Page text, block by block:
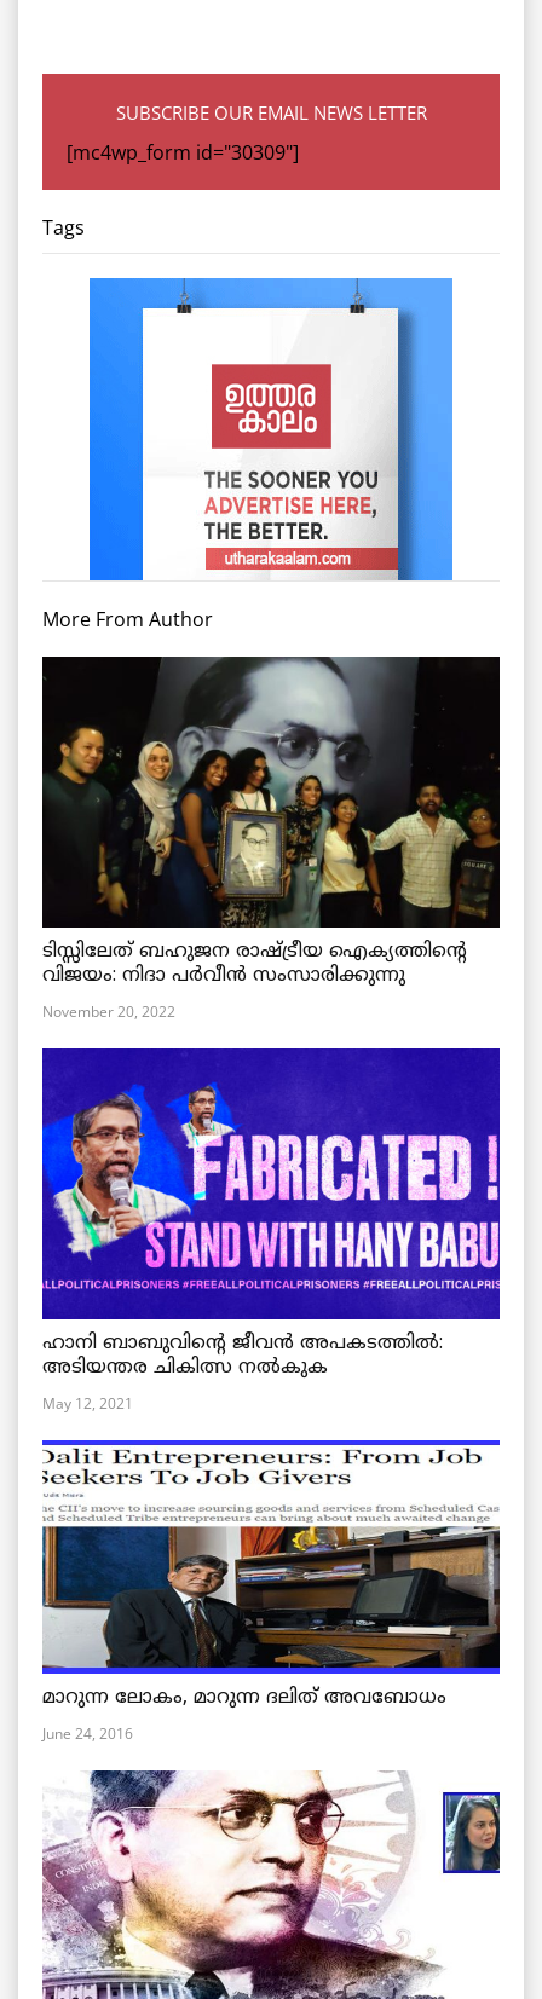
SUBSCRIBE OUR EMAIL NEWS LETTER
[mc4wp_form id="30309"]
Tags
More From Author
ടിസ്സിലേത് ബഹുജന രാഷ്ട്രീയ ഐക്യത്തിന്റെ
വിജയം: നിദാ പർവീൻ സംസാരിക്കുന്നു
November 20, 2022
ഹാനി ബാബുവിന്റെ ജീവൻ അപകടത്തിൽ:
അടിയന്തര ചികിത്സ നൽകുക
May 12, 2021
മാറുന്ന ലോകം, മാറുന്ന ദലിത് അവബോധം
June 24, 2016